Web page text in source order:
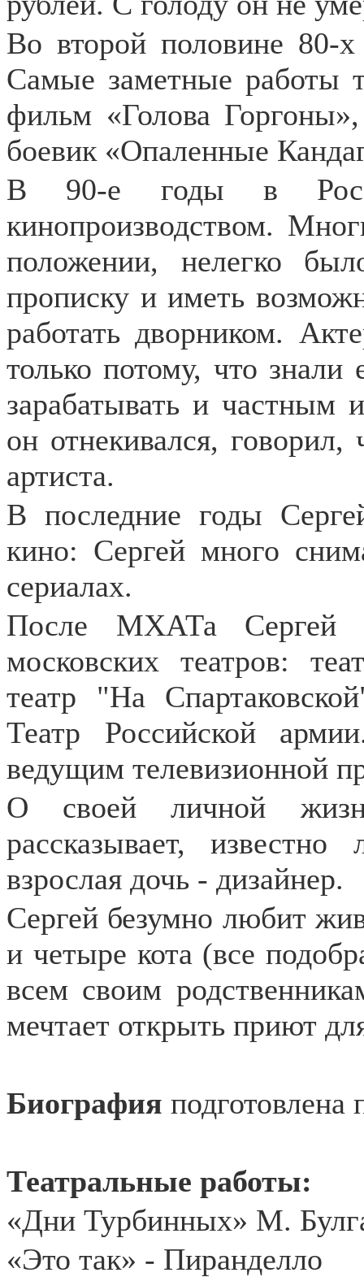
Во второй половине 80-
Самые заметные работы
фильм «Голова
боевик «Опаленные
В 90-е годы в
кинопроизводством.
положении, нелегко
прописку и иметь
работать дворником.
только потому, что
зарабатывать и частным
он отнекивался, говорил,
артиста.
В последние годы
кино: Сергей много
сериалах.
После МХАТа Сергей
московских театров:
театр "На
Театр Российской
ведущим телевизионной
О своей личной
рассказывает,
взрослая дочь - дизайнер.
Сергей безумно любит
и четыре кота (все
всем своим
мечтает открыть приют
Биография
Театральные работы:
«Дни Турбинных» М.
«Это так» - Пиранделло